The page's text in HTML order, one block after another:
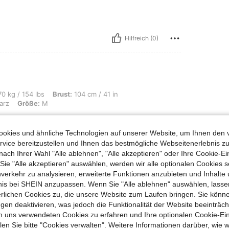
Hilfreich (0)
Brust: 104 cm / 41 in, Taille: 90 cm / 35 in, Hüften: 105 cm / 41 in, Farbe:
kg / 154 lbs Brust: 104 cm / 41 in
Größe: M
Hilfreich (0)
Ansehen
und ähnliche Technologien auf unserer Website, um Ihnen den
bereitzustellen und Ihnen das bestmögliche Webseitenerlebnis
Ihrer Wahl "Alle ablehnen", "Alle akzeptieren" oder Ihre Cookie-
"Alle akzeptieren" auswählen, werden wir alle optionalen Cookies
zu analysieren, erweiterte Funktionen anzubieten und Inhalte
bei SHEIN anzupassen. Wenn Sie "Alle ablehnen" auswählen,
Cookies zu, die unsere Website zum Laufen bringen. Sie
deaktivieren, was jedoch die Funktionalität der Website
uns verwendeten Cookies zu erfahren und Ihre optionalen Cookie-
Sie bitte "Cookies verwalten". Weitere Informationen darüber, wie